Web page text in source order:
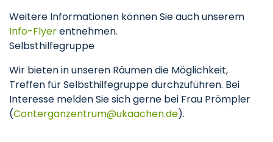
Weitere Informationen können Sie auch unserem
Info-Flyerentnehmen.
Selbsthilfegruppe
Wir bieten in unseren Räumen die Möglichkeit,
Treffen für Selbsthilfegruppe durchzuführen. Bei
Interesse melden Sie sich gerne bei Frau Prömpler
(Conterganzentrum ukaachende).